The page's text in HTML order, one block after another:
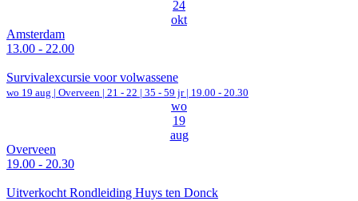
24
okt
Amsterdam
13.00 - 22.00
Survivalexcursie voor volwassene
wo 19 aug | Overveen | 21 - 22 | 35 - 59 jr | 19.00 - 20.30
wo
19
aug
Overveen
19.00 - 20.30
Uitverkocht Rondleiding Huys ten Donck